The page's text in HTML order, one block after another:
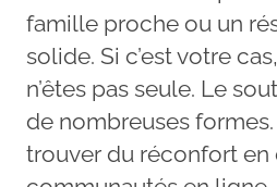
famille proche ou un
solide. Si c’est votre
n’êtes pas seule. Le
de nombreuses
trouver du réconfort